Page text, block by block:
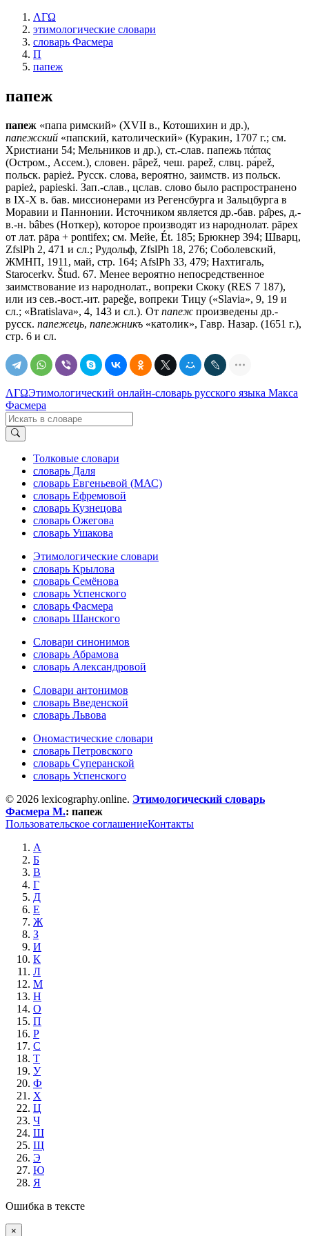
ΛΓΩ
этимологические словари
словарь Фасмера
П
папеж
папеж
папеж «папа римский» (XVII в., Котошихин и др.),
папежский «папский, католический» (Куракин, 1707 г.; см.
Христиани 54; Мельников и др.), ст.-слав. папежь πάπας
(Остром., Ассем.), словен. рȃреž, чеш. рареž, слвц. ра́реž,
польск. рарiеż. Русск. слова, вероятно, заимств. из польск.
рарiеż, рарiеski. Зап.-слав., цслав. слово было распространено
в IХ-Х в. бав. миссионерами из Регенсбурга и Зальцбурга в
Моравии и Паннонии. Источником является др.-бав. ра̂реs, д.-
в.-н. bâbes (Ноткер), которое производят из народнолат. рāрех
от лат. рāра + роntifех; см. Мейе, Ét. 185; Брюкнер 394; Шварц,
ZfslPh 2, 471 и сл.; Рудольф, ZfslPh 18, 276; Соболевский,
ЖМНП, 1911, май, стр. 164; AfslPh 33, 479; Нахтигаль,
Starocerkv. Štud. 67. Менее вероятно непосредственное
заимствование из народнолат., вопреки Скоку (RЕS 7 187),
или из сев.-вост.-ит. рареǧе, вопреки Тицу («Slavia», 9, 19 и
сл.; «Bratislava», 4, 143 и сл.). От папеж произведены др.-
русск. папежець, папежникъ «католик», Гавр. Назар. (1651 г.),
стр. 6 и сл.
ΛΓΩЭтимологический онлайн-словарь русского языка Макса
Фасмера
Толковые словари
словарь Даля
словарь Евгеньевой (МАС)
словарь Ефремовой
словарь Кузнецова
словарь Ожегова
словарь Ушакова
Этимологические словари
словарь Крылова
словарь Семёнова
словарь Успенского
словарь Фасмера
словарь Шанского
Словари синонимов
словарь Абрамова
словарь Александровой
Словари антонимов
словарь Введенской
словарь Львова
Ономастические словари
словарь Петровского
словарь Суперанской
словарь Успенского
© 2026 lexicography.online. Этимологический словарь
Фасмера М.: папеж
Пользовательское соглашениеКонтакты
А
Б
В
Г
Д
Е
Ж
З
И
К
Л
М
Н
О
П
Р
С
Т
У
Ф
Х
Ц
Ч
Ш
Щ
Э
Ю
Я
Ошибка в тексте
×